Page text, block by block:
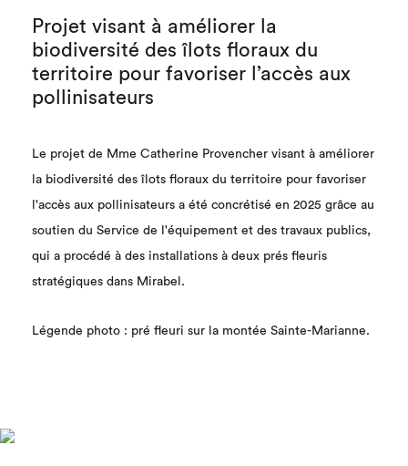
Projet visant à améliorer la
biodiversité des îlots floraux du
territoire pour favoriser l’accès aux
pollinisateurs
Le projet de Mme Catherine Provencher visant à améliorer
la biodiversité des îlots floraux du territoire pour favoriser
l'accès aux pollinisateurs a été concrétisé en 2025 grâce au
soutien du Service de l'équipement et des travaux publics,
qui a procédé à des installations à deux prés fleuris
stratégiques dans Mirabel.
Légende photo : pré fleuri sur la montée Sainte-Marianne.